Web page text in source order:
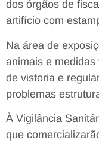
dos órgãos de
artifício com
Na área de
animais e
de vistoria e
problemas
À Vigilância
que